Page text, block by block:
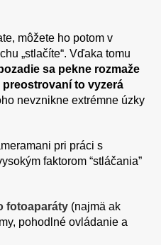
môžete ho potom v
„stlačíte“. Vďaka tomu
sa pekne rozmaže
to vyzerá
nevznikne extrémne úzky
pri práci s
faktorom “stláčania”
fotoaparáty (najmä ak
pohodlné ovládanie a